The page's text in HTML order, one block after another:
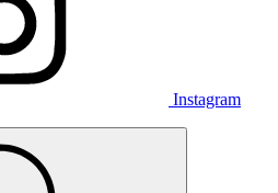
Instagram